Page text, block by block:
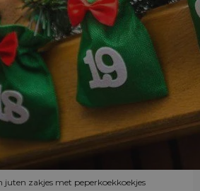
juten zakjes met peperkoekkoekjes